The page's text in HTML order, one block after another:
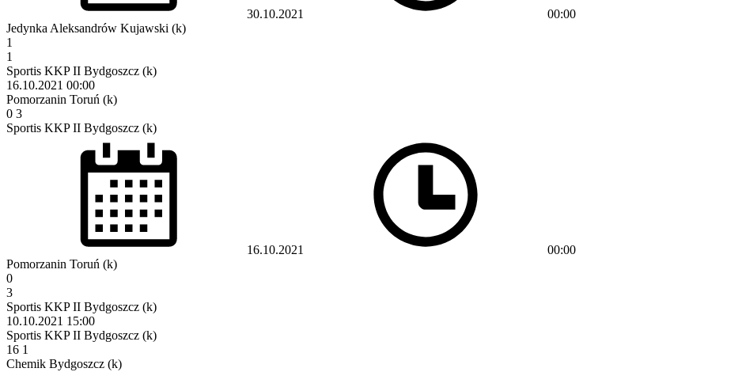
30.10.2021
00:00
Jedynka Aleksandrów Kujawski (k)
1
1
Sportis KKP II Bydgoszcz (k)
16.10.2021 00:00
Pomorzanin Toruń (k)
0 3
Sportis KKP II Bydgoszcz (k)
16.10.2021
00:00
Pomorzanin Toruń (k)
0
3
Sportis KKP II Bydgoszcz (k)
10.10.2021 15:00
Sportis KKP II Bydgoszcz (k)
16 1
Chemik Bydgoszcz (k)